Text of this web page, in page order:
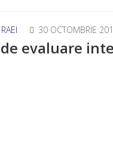
RAEI 30 OCTOMBRIE
evaluare